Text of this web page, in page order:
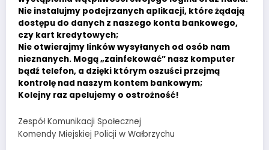
Nie instalujmy podejrzanych aplikacji, które żądają
dostępu do danych z naszego konta bankowego,
czy kart kredytowych;
Nie otwierajmy linków wysyłanych od osób nam
nieznanych. Mogą „zainfekować” nasz komputer
bądź telefon, a dzięki którym oszuści przejmą
kontrolę nad naszym kontem bankowym;
Kolejny raz apelujemy o ostrożność!
Zespół Komunikacji Społecznej
Komendy Miejskiej Policji w Wałbrzychu